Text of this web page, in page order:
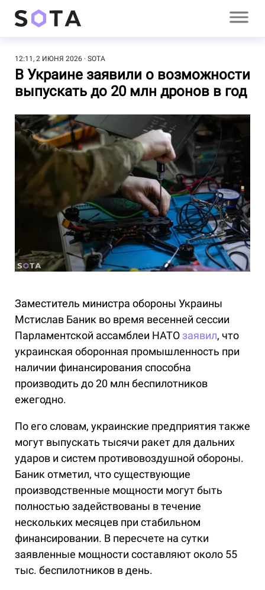
12:11, 2 ИЮНЯ 2026 SOTA
В Украине заявили о возможности
выпускать до 20 млн дронов в год
Заместитель министра обороны Украины
Мстислав Баник во время весенней сессии
Парламентской ассамблеи НАТО заявил, что
украинская оборонная промышленность при
наличии финансирования способна
производить до 20 млн беспилотников
ежегодно.
По его словам, украинские предприятия также
могут выпускать тысячи ракет для дальних
ударов и систем противовоздушной обороны.
Баник отметил, что существующие
производственные мощности могут быть
полностью задействованы в течение
нескольких месяцев при стабильном
финансировании. В пересчете на сутки
заявленные мощности составляют около 55
тыс. беспилотников в день.